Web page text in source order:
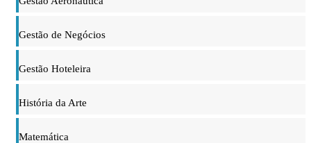
Gestão de Negócios
Gestão Hoteleira
História da Arte
Matemática